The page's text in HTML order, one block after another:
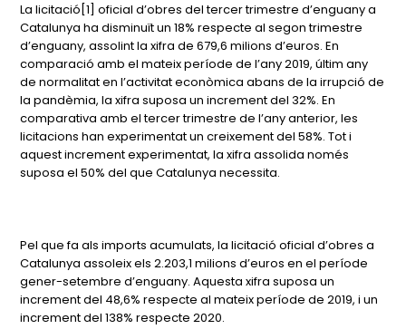
La licitació[1] oficial d’obres del tercer trimestre d’enguany a
Catalunya ha disminuït un 18% respecte al segon trimestre
d’enguany, assolint la xifra de 679,6 milions d’euros. En
comparació amb el mateix període de l’any 2019, últim any
de normalitat en l’activitat econòmica abans de la irrupció de
la pandèmia, la xifra suposa un increment del 32%. En
comparativa amb el tercer trimestre de l’any anterior, les
licitacions han experimentat un creixement del 58%. Tot i
aquest increment experimentat, la xifra assolida només
suposa el 50% del que Catalunya necessita.
Pel que fa als imports acumulats, la licitació oficial d’obres a
Catalunya assoleix els 2.203,1 milions d’euros en el període
gener-setembre d’enguany. Aquesta xifra suposa un
increment del 48,6% respecte al mateix període de 2019, i un
increment del 138% respecte 2020.